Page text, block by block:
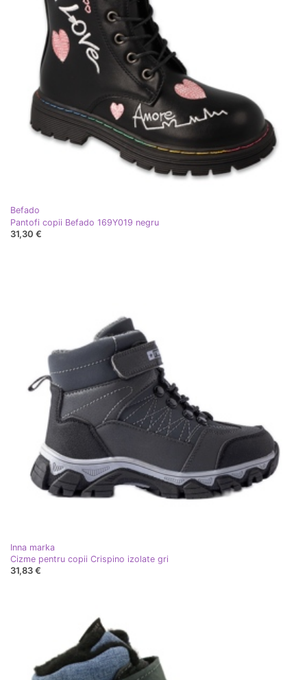
Befado
Pantofi copii Befado 169Y019 negru
31,30 €
Inna marka
Cizme pentru copii Crispino izolate gri
31,83 €